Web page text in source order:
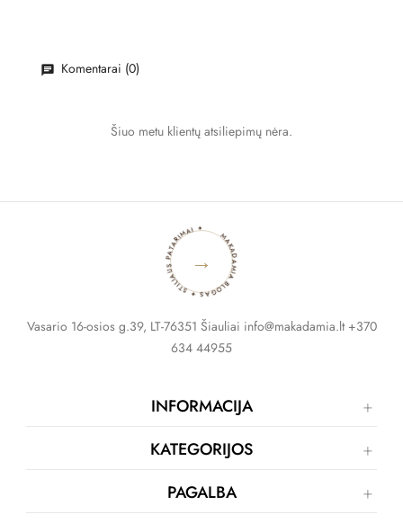
Komentarai (0)
Šiuo metu klientų atsiliepimų nėra.
MAKADAMIA BLOGAS ✦ STILIAUS PATARIMAI ✦
→
Vasario 16-osios g.39, LT-76351 Šiauliai info@makadamia.lt +370
634 44955
INFORMACIJA
KATEGORIJOS
PAGALBA